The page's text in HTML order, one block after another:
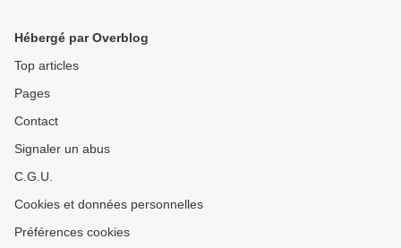
Hébergé par Overblog
Top articles
Pages
Contact
Signaler un abus
C.G.U.
Cookies et données personnelles
Préférences cookies